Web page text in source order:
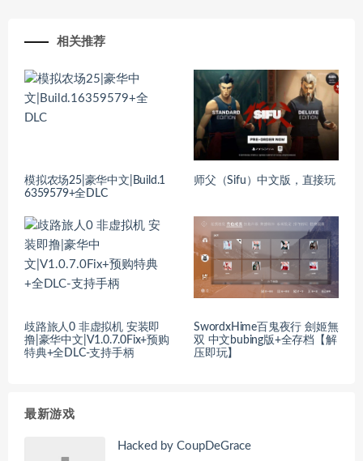
相关推荐
模拟农场25|豪华中文|Build.1
6359579+全DLC
师父（Sifu）中文版，直接玩
歧路旅人0 非虚拟机 安装即
撸|豪华中文|V1.0.7.0Fix+预购
特典+全DLC-支持手柄
SwordxHime百鬼夜行 劍姬無
双 中文bubing版+全存档【解
压即玩】
最新游戏
Hacked by CoupDeGrace